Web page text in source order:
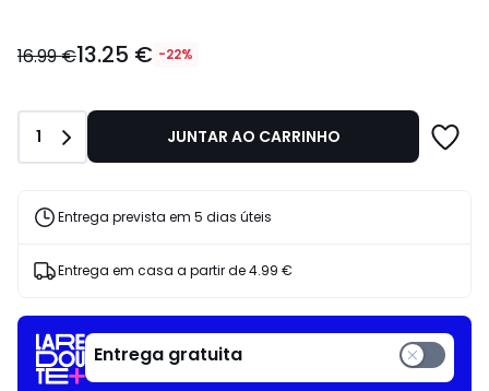
€
16.99
€
de
desconto
16.99 €13.25 € -22%
Quantidade
1 JUNTAR AO CARRINHO
Entrega prevista em 5 dias úteis
Entrega em casa a partir de4.99 €
Entrega gratuita